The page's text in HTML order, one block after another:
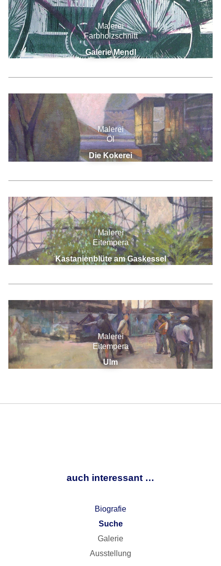
Galerie Mendl
Malerei
Farbholzschnitt
Die Kokerei
Malerei
Öl
Kastanienblüte am Gaskessel
Malerei
Eitempera
Ulm
Malerei
Eitempera
auch interessant …
Biografie
Suche
Galerie
Ausstellung